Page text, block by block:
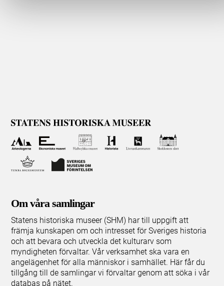
Om våra samlingar
Statens historiska museer (SHM) har till uppgift att
främja kunskapen om och intresset för Sveriges historia
och att bevara och utveckla det kulturarv som
myndigheten förvaltar. Vår verksamhet ska vara en
angelägenhet för alla människor i samhället. Här får du
tillgång till de samlingar vi förvaltar genom att söka i vår
databas på nätet.